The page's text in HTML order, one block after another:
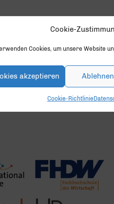
Cookie-
Cookies, um unsere Website
akzeptieren Ablehnen
Cookie-Richtlinie